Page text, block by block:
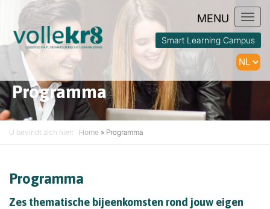
Smart Learning Campus
Programma
U bevindt zich hier: Home » Programma
Programma
Zes thematische bijeenkomsten rond jouw eigen